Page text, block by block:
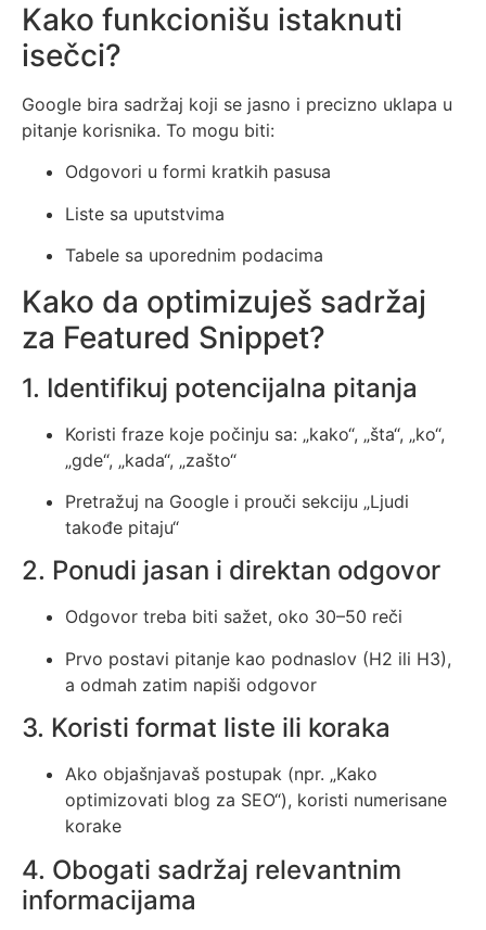
Kako funkcionišu istaknuti
isečci?
Google bira sadržaj koji se jasno i precizno uklapa u
pitanje korisnika. To mogu biti:
Odgovori u formi kratkih pasusa
Liste sa uputstvima
Tabele sa uporednim podacima
Kako da optimizuješ sadržaj
za Featured Snippet?
1. Identifikuj potencijalna pitanja
Koristi fraze koje počinju sa: „kako“, „šta“, „ko“,
„gde“, „kada“, „zašto“
Pretražuj na Google i prouči sekciju „Ljudi
takođe pitaju“
2. Ponudi jasan i direktan odgovor
Odgovor treba biti sažet, oko 30–50 reči
Prvo postavi pitanje kao podnaslov (H2 ili H3),
a odmah zatim napiši odgovor
3. Koristi format liste ili koraka
Ako objašnjavaš postupak (npr. „Kako
optimizovati blog za SEO“), koristi numerisane
korake
4. Obogati sadržaj relevantnim
informacijama